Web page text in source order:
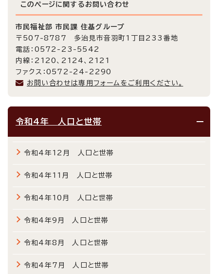
このページに関する お問い合わせ
市民福祉部 市民課 住基グループ
〒507-8787 多治見市音羽町1丁目233番地
電話：0572-23-5542
内線：2120、2124、2121
ファクス：0572-24-2290
お問い合わせは専用フォームをご利用ください。
令和4年 人口と世帯
令和4年12月 人口と世帯
令和4年11月 人口と世帯
令和4年10月 人口と世帯
令和4年9月 人口と世帯
令和4年8月 人口と世帯
令和4年7月 人口と世帯